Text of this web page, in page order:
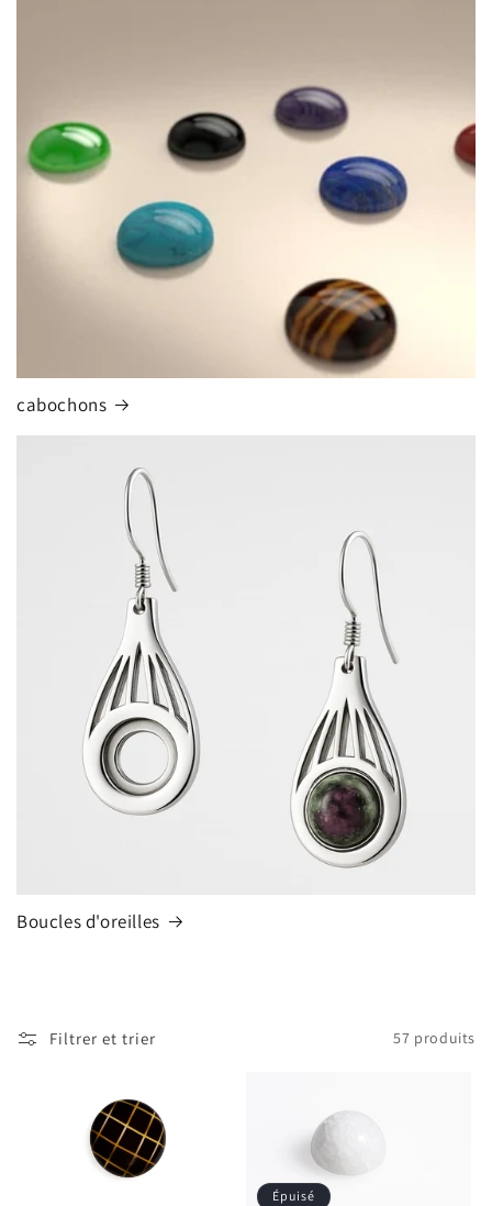
cabochons
Boucles d'oreilles
Filtrer et trier 57 produits
Épuisé